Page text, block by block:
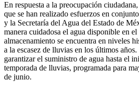
En respuesta a la preocupación
que se han realizado esfuerzos en
y la Secretaría del Agua del Estado de
manera cuidadosa el agua disponible en
almacenamiento se encuentra en niveles
a la escasez de lluvias en los últimos
garantizar el suministro de agua hasta el
temporada de lluvias, programada para
de junio.